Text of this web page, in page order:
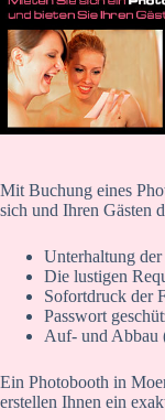
Mit Buchung eines
sich und Ihren Gästen
Unterhaltung
Die lustigen
Sofortdruck der
Passwort
Auf- und Abbau
Ein Photobooth in
erstellen Ihnen ein